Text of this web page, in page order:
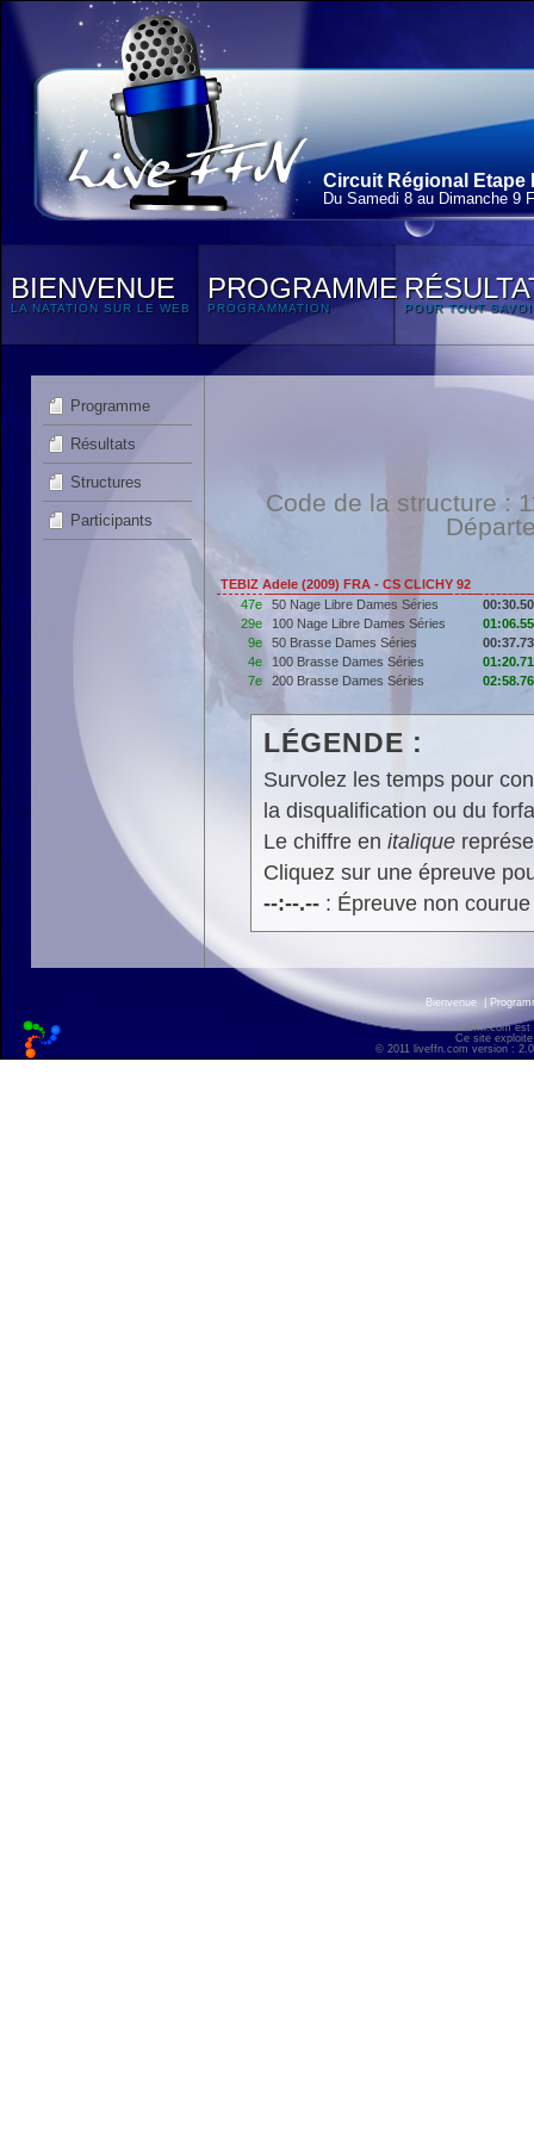
Circuit Régional Etape
Du Samedi 8 au Dimanche 9
BIENVENUE
LA NATATION SUR LE WEB
PROGRAMME
PROGRAMMATION POUR TOUT
Programme
Résultats
Structures
Participants
Code de la structure :
TEBIZ Adele (2009) FRA - CS CLICHY 92
47e
50 Nage Libre Dames Séries
00:30.50
29e
100 Nage Libre Dames Séries
01:06.55
9e
50 Brasse Dames Séries
00:37.73
4e
100 Brasse Dames Séries
01:20.71
7e
200 Brasse Dames Séries 02:58.76
LÉGENDE :
Survolez les temps pour
la disqualification ou du
Le chiffre en italique
Cliquez sur une épreuve
--:--.--: Épreuve non
Bienvenue
liveffn.com est
Ce site
© 2011 liveffn.com version :